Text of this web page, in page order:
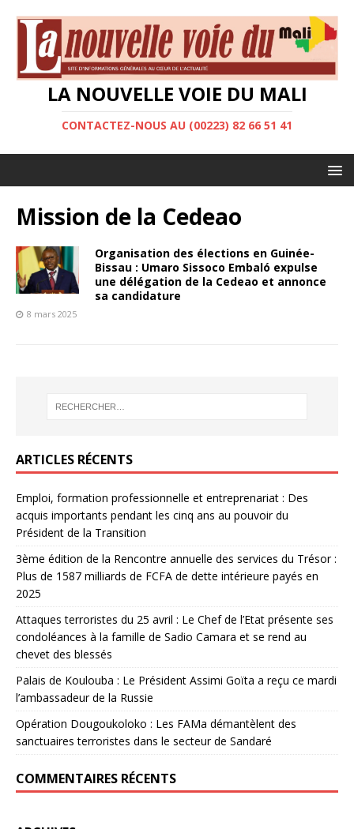
LA NOUVELLE VOIE DU MALI
CONTACTEZ-NOUS AU (00223) 82 66 51 41
Mission de la Cedeao
Organisation des élections en Guinée-
Bissau : Umaro Sissoco Embaló expulse
une délégation de la Cedeao et annonce
sa candidature
8 mars 2025
ARTICLES RÉCENTS
Emploi, formation professionnelle et entreprenariat : Des
acquis importants pendant les cinq ans au pouvoir du
Président de la Transition
3ème édition de la Rencontre annuelle des services du Trésor :
Plus de 1587 milliards de FCFA de dette intérieure payés en
2025
Attaques terroristes du 25 avril : Le Chef de l’Etat présente ses
condoléances à la famille de Sadio Camara et se rend au
chevet des blessés
Palais de Koulouba : Le Président Assimi Goïta a reçu ce mardi
l’ambassadeur de la Russie
Opération Dougoukoloko : Les FAMa démantèlent des
sanctuaires terroristes dans le secteur de Sandaré
COMMENTAIRES RÉCENTS